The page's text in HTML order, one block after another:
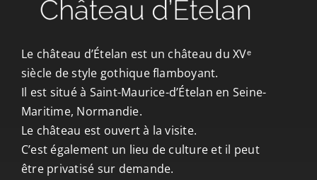
Le château d’Ételan est un château du XVᵉ
siècle de style gothique flamboyant.
Il est situé à Saint-Maurice-d’Ételan en Seine-
Maritime, Normandie.
Le château est ouvert à la visite.
C’est également un lieu de culture et il peut
être privatisé sur demande.